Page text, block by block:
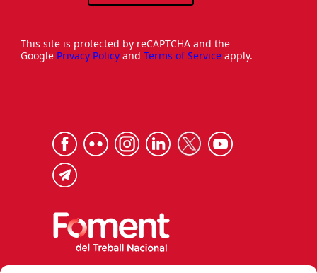
This site is protected by reCAPTCHA and the
Google Privacy Policy and Terms of Service apply.